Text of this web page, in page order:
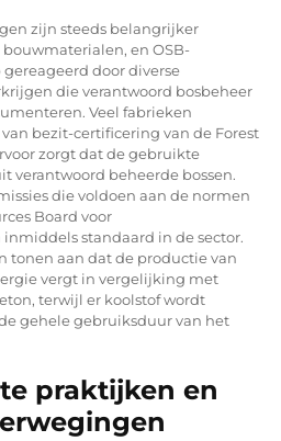
zijn steeds belangrijker
en OSB-
door diverse
die verantwoord bosbeheer
Veel fabrieken
bezit-certificering van de Forest
zorgt dat de gebruikte
verantwoord beheerde bossen.
die voldoen aan de normen
Board voor
standaard in de sector.
tonen aan dat de productie van
vergt in vergelijking met
terwijl er koolstof wordt
gehele gebruiksduur van het
praktijken en